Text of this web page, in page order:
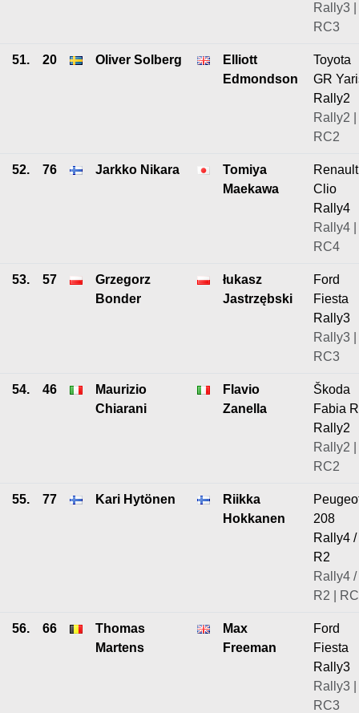
Rally3 |
RC3
51. 20 Oliver Solberg
Elliott
Edmondson
Toyota
GR
Rally2
Rally2 |
RC2
52. 76 Jarkko Nikara
Tomiya
Maekawa
Renault
Clio
Rally4
Rally4 |
RC4
53. 57
Grzegorz
Bonder
łukasz
Jastrzębski
Ford
Fiesta
Rally3
Rally3 |
RC3
54. 46
Maurizio
Chiarani
Flavio
Zanella
Škoda
Fabia
Rally2
Rally2 |
RC2
55. 77 Kari Hytönen
Riikka
Hokkanen
208
Rally4 /
R2
Rally4 /
R2 |
56. 66
Thomas
Martens
Max
Freeman
Ford
Fiesta
Rally3
Rally3 |
RC3